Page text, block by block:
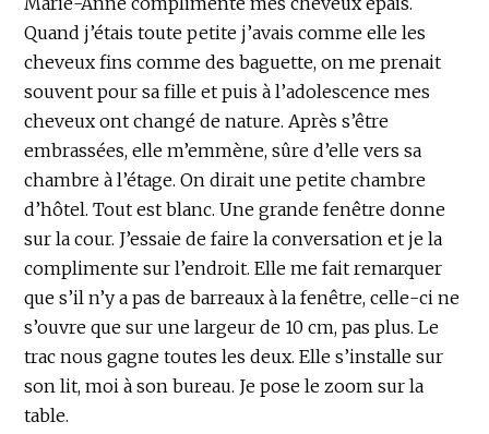
Quand j’étais toute petite j’avais comme elle les
cheveux fins comme des baguette, on me prenait
souvent pour sa fille et puis à l’adolescence mes
cheveux ont changé de nature. Après s’être
embrassées, elle m’emmène, sûre d’elle vers sa
chambre à l’étage. On dirait une petite chambre
d’hôtel. Tout est blanc. Une grande fenêtre donne
sur la cour. J’essaie de faire la conversation et je la
complimente sur l’endroit. Elle me fait remarquer
que s’il n’y a pas de barreaux à la fenêtre, celle-ci ne
s’ouvre que sur une largeur de 10 cm, pas plus. Le
trac nous gagne toutes les deux. Elle s’installe sur
son lit, moi à son bureau. Je pose le zoom sur la
table.